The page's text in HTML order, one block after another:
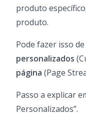
produto
produto.
Pode fazer isso
personalizados
página (Page
Passo a explicar
Personalizados”.